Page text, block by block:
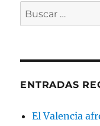
Buscar
por:
ENTRADAS
El Valencia